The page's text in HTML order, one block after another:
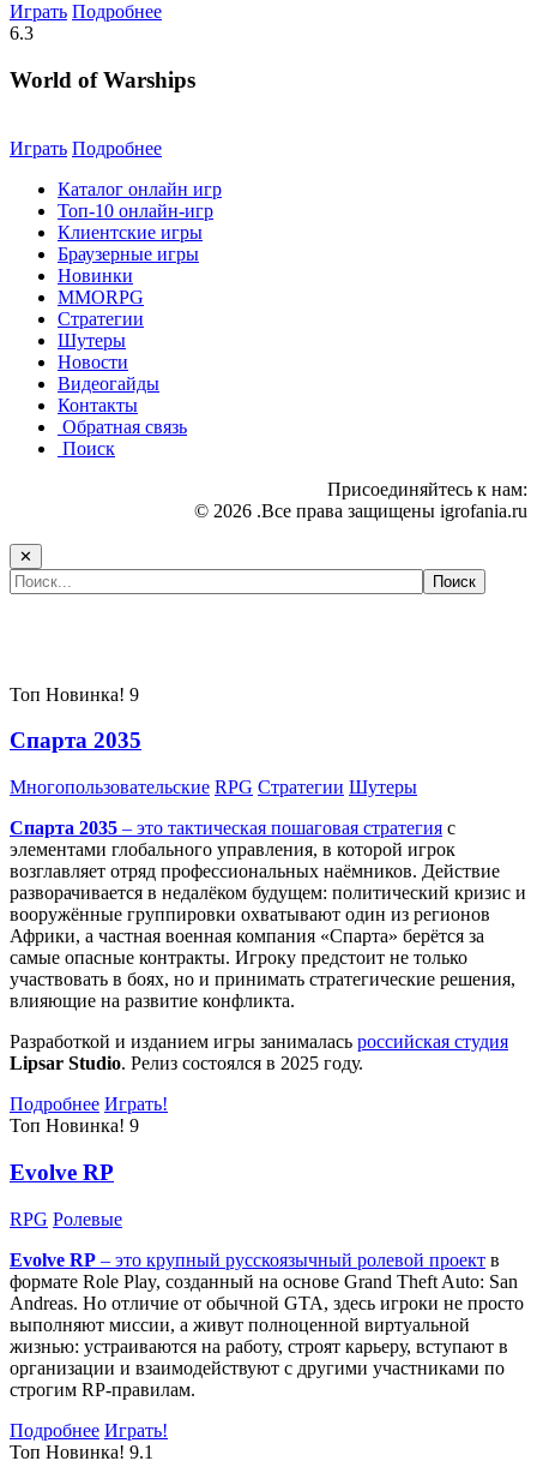
Играть Подробнее
6.3
World of Warships
Играть Подробнее
Каталог онлайн игр
Топ-10 онлайн-игр
Клиентские игры
Браузерные игры
Новинки
MMORPG
Стратегии
Шутеры
Новости
Видеогайды
Контакты
Обратная связь
Поиск
Присоединяйтесь к нам:
© 2026 .Все права защищены igrofania.ru
✕
Топ Новинка! 9
Спарта 2035
Многопользовательские RPG Стратегии Шутеры
Спарта 2035 – это тактическая пошаговая стратегия с
элементами глобального управления, в которой игрок
возглавляет отряд профессиональных наёмников. Действие
разворачивается в недалёком будущем: политический кризис и
вооружённые группировки охватывают один из регионов
Африки, а частная военная компания «Спарта» берётся за
самые опасные контракты. Игроку предстоит не только
участвовать в боях, но и принимать стратегические решения,
влияющие на развитие конфликта.
Разработкой и изданием игры занималась российская студия
Lipsar Studio. Релиз состоялся в 2025 году.
Подробнее Играть!
Топ Новинка! 9
Evolve RP
RPG Ролевые
Evolve RP – это крупный русскоязычный ролевой проект в
формате Role Play, созданный на основе Grand Theft Auto: San
Andreas. Но отличие от обычной GTA, здесь игроки не просто
выполняют миссии, а живут полноценной виртуальной
жизнью: устраиваются на работу, строят карьеру, вступают в
организации и взаимодействуют с другими участниками по
строгим RP-правилам.
Подробнее Играть!
Топ Новинка! 9.1